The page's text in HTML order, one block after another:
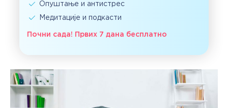
Опуштање и антистрес
Медитације и подкасти
Почни сада! Првих 7 дана бесплатно